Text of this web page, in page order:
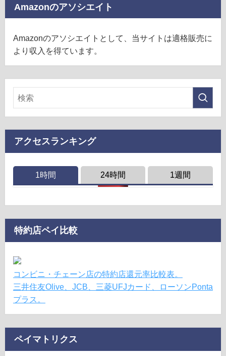
Amazonのアソシエイト
Amazonのアソシエイトとして、当サイトは適格販売に
より収入を得ています。
アクセスランキング
1時間 24時間 1週間
特約店ペイ比較
コンビニ・チェーン店の特約店還元率比較表。
三井住友Olive、JCB、三菱UFJカード、ローソンPonta
プラス。
ペイマトリクス